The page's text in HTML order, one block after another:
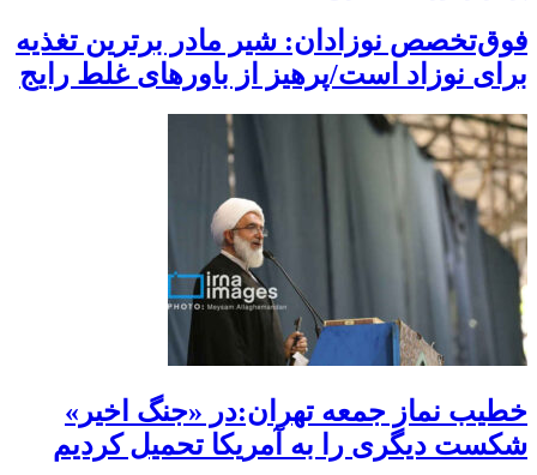
فوق‌تخصص نوزادان: شیر مادر برترین تغذیه
برای نوزاد است/پرهیز از باورهای غلط رایج
خطیب نماز جمعه تهران:در «جنگ اخیر»
شکست دیگری را به آمریکا تحمیل کردیم